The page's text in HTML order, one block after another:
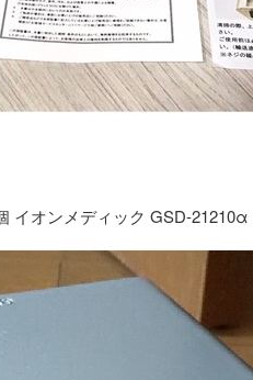
イオンメディック GSD-21210α